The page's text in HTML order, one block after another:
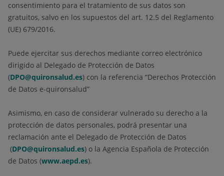
consentimiento para el tratamiento de sus datos son
gratuitos, salvo en los supuestos del art. 12.5 del Reglamento
(UE) 679/2016.
Puede ejercitar sus derechos mediante correo electrónico
dirigido al Delegado de Protección de Datos
(DPO@quironsalud.es) con la referencia “Derechos Protección
de Datos e-quironsalud”
Asimismo, en caso de considerar vulnerado su derecho a la
protección de datos personales, podrá presentar una
reclamación ante el Delegado de Protección de Datos
(DPO@quironsalud.es) o la Agencia Española de Protección
de Datos (www.aepd.es).